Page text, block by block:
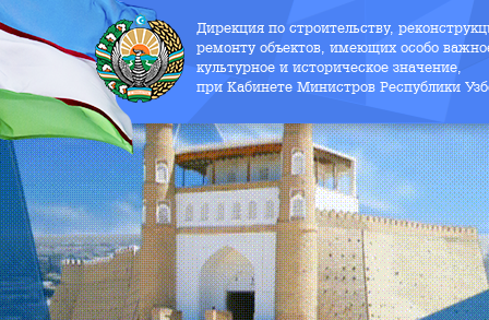
Дирекция по строительству,
ремонту объектов, имеющих особо
культурное и историческое значение,
при Кабинете Министров Республики